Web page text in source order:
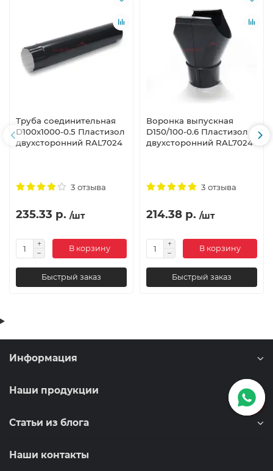
Труба соединительная
D100х1000-0.5 Пластизол
двухсторонний RAL7024
3 отзыва
235.33 р. /шт
В корзину
Быстрый заказ
Воронка выпускная
D150/100-0.6 Пластизол
двухсторонний RAL7024
3 отзыва
214.38 р. /шт
В корзину
Быстрый заказ
Информация
Наши продукции
Статьи из блога
Наши контакты